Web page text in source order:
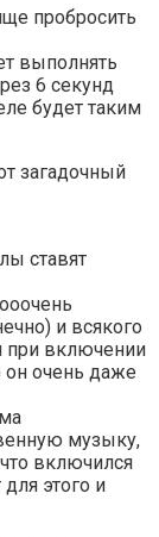
пробросить
выполнять
6 секунд
будет таким
загадочный
ставят
и всякого
при включении
он очень даже
музыку,
включился
этого и